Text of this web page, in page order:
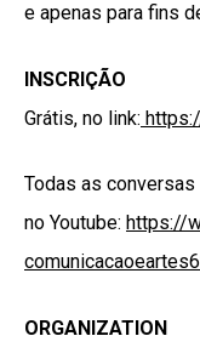
e apenas para fins
INSCRIÇÃO
Grátis, no link:
Todas as
no Youtube: https://
ORGANIZATION